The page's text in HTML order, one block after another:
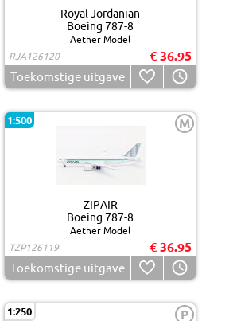
Royal Jordanian
Boeing 787-8
Aether Model
RJA126120
€ 36.95
Toekomstige uitgave
1:500 M
ZIPAIR
Boeing 787-8
Aether Model
TZP126119
€ 36.95
Toekomstige uitgave
1:250 P